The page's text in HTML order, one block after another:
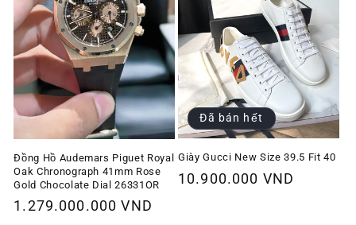
Đồng Hồ Audemars Piguet Royal
Oak Chronograph 41mm Rose
Gold Chocolate Dial 26331OR
Giá
1.279.000.000 VND
Đã bán hết
Giày Gucci New Size 39.5 Fit 40
Giá
10.900.000 VND